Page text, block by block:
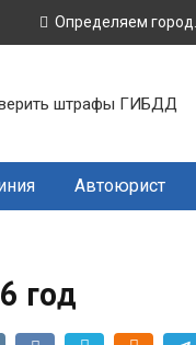
Определяем город...
штрафы ГИБДД
Автоюрист
год